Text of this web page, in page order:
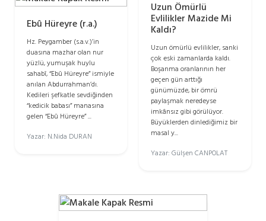
Ebû Hüreyre (r.a.)
Hz. Peygamber (s.a.v.)’in
duasına mazhar olan nur
yüzlü, yumuşak huylu
sahabî, “Ebû Hüreyre” ismiyle
anılan Abdurrahman’dı.
Kedileri şefkatle sevdiğinden
“kedicik babası” manasına
gelen “Ebû Hüreyre” ...
Yazar: N.Nida DURAN
Uzun Ömürlü
Evlilikler Mazide Mi
Kaldı?
Uzun ömürlü evlilikler, sanki
çok eski zamanlarda kaldı.
Boşanma oranlarının her
geçen gün arttığı
günümüzde, bir ömrü
paylaşmak neredeyse
imkânsız gibi görülüyor.
Büyüklerden dinlediğimiz bir
masal y...
Yazar: Gülşen CANPOLAT